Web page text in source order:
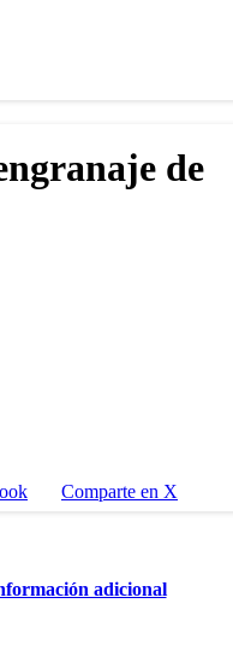
de
Comparte en X
adicional